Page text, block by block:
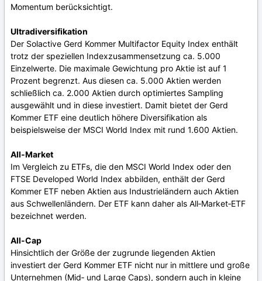
Momentum berücksichtigt.
Ultradiversifikation
Der Solactive Gerd Kommer Multifactor Equity Index enthält
trotz der speziellen Indexzusammensetzung ca. 5.000
Einzelwerte. Die maximale Gewichtung pro Aktie ist auf 1
Prozent begrenzt. Aus diesen ca. 5.000 Aktien werden
schließlich ca. 2.000 Aktien durch optimiertes Sampling
ausgewählt und in diese investiert. Damit bietet der Gerd
Kommer ETF eine deutlich höhere Diversifikation als
beispielsweise der MSCI World Index mit rund 1.600 Aktien.
All-Market
Im Vergleich zu ETFs, die den MSCI World Index oder den
FTSE Developed World Index abbilden, enthält der Gerd
Kommer ETF neben Aktien aus Industrieländern auch Aktien
aus Schwellenländern. Der ETF kann daher als All‑Market‑ETF
bezeichnet werden.
All-Cap
Hinsichtlich der Größe der zugrunde liegenden Aktien
investiert der Gerd Kommer ETF nicht nur in mittlere und große
Unternehmen (Mid‑ und Large Caps), sondern auch in kleine